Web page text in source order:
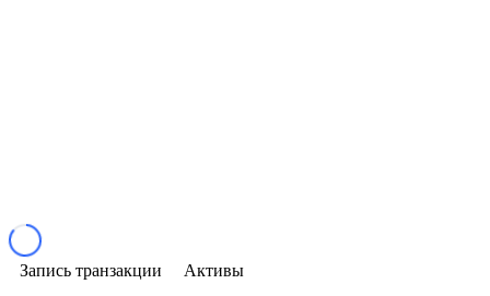
Запись транзакции
Активы